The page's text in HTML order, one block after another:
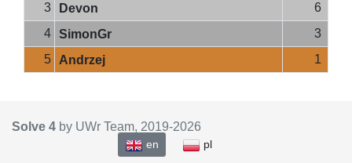
3
Devon
6
4 SimonGr
3
5
Andrzej 1
Solve 4 by UWr Team, 2019-2026
en pl